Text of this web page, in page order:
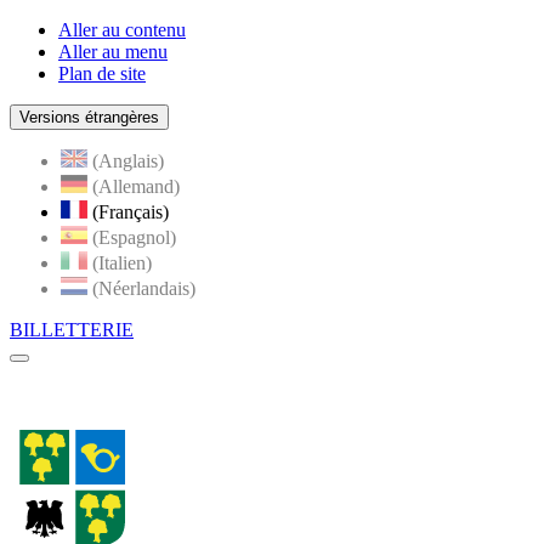
Aller au contenu
Aller au menu
Plan de site
Versions étrangères
(Anglais)
(Allemand)
(Français)
(Espagnol)
(Italien)
(Néerlandais)
BILLETTERIE
Menu